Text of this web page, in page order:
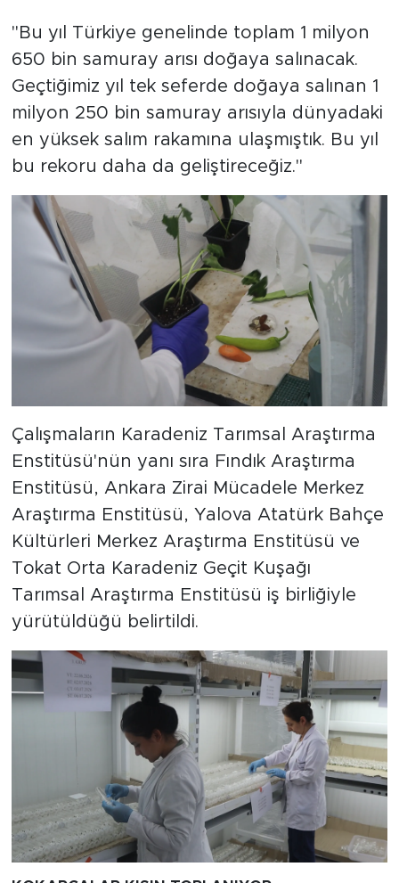
"Bu yıl Türkiye genelinde toplam 1 milyon
650 bin samuray arısı doğaya salınacak.
Geçtiğimiz yıl tek seferde doğaya salınan 1
milyon 250 bin samuray arısıyla dünyadaki
en yüksek salım rakamına ulaşmıştık. Bu yıl
bu rekoru daha da geliştireceğiz."
Çalışmaların Karadeniz Tarımsal Araştırma
Enstitüsü'nün yanı sıra Fındık Araştırma
Enstitüsü, Ankara Zirai Mücadele Merkez
Araştırma Enstitüsü, Yalova Atatürk Bahçe
Kültürleri Merkez Araştırma Enstitüsü ve
Tokat Orta Karadeniz Geçit Kuşağı
Tarımsal Araştırma Enstitüsü iş birliğiyle
yürütüldüğü belirtildi.